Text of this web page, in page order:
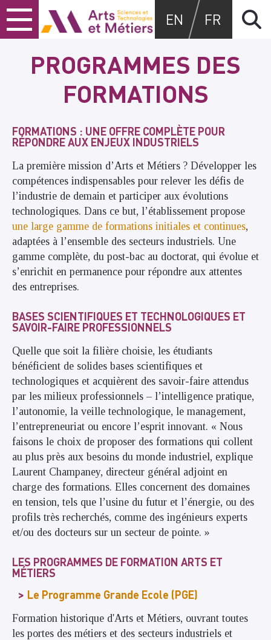
Skip
to
content
Skip
to
main
Skip
to
search
Arts et métiers
EN FR
PROGRAMMES DES
FORMATIONS
FORMATIONS : UNE OFFRE COMPLÈTE POUR
RÉPONDRE AUX ENJEUX INDUSTRIELS
La première mission d’Arts et Métiers ? Développer les
compétences indispensables pour relever les défis de
l’industrie de demain et participer aux évolutions
technologiques. Dans ce but, l’établissement propose
une large gamme de formations initiales et continues,
adaptées à l’ensemble des secteurs industriels. Une
gamme complète, du post-bac au doctorat, qui évolue et
s’enrichit en permanence pour répondre aux attentes
des entreprises.
BASES SCIENTIFIQUES ET TECHNOLOGIQUES ET
SAVOIR-FAIRE PROFESSIONNELS
Quelle que soit la filière choisie, les étudiants
bénéficient de solides bases scientifiques et
technologiques et acquièrent des savoir-faire attendus
par les milieux professionnels – l’intelligence pratique,
l’autonomie, la veille technologique, le management,
l’entrepreneuriat ou encore l’esprit innovant. « Nous
faisons le choix de proposer des formations qui collent
au plus près aux besoins du monde industriel, explique
Laurent Champaney, directeur général adjoint en
charge des formations. Elles concernent des domaines
en tension, tels que l’usine du futur et l’énergie, ou des
profils très recherchés, comme des ingénieurs experts
et/ou des docteurs sur un secteur de pointe. »
LES PROGRAMMES DE FORMATION ARTS ET
MÉTIERS
Le Programme Grande Ecole (PGE)
Formation historique d'Arts et Métiers, ouvrant toutes
les portes des métiers et des secteurs industriels et